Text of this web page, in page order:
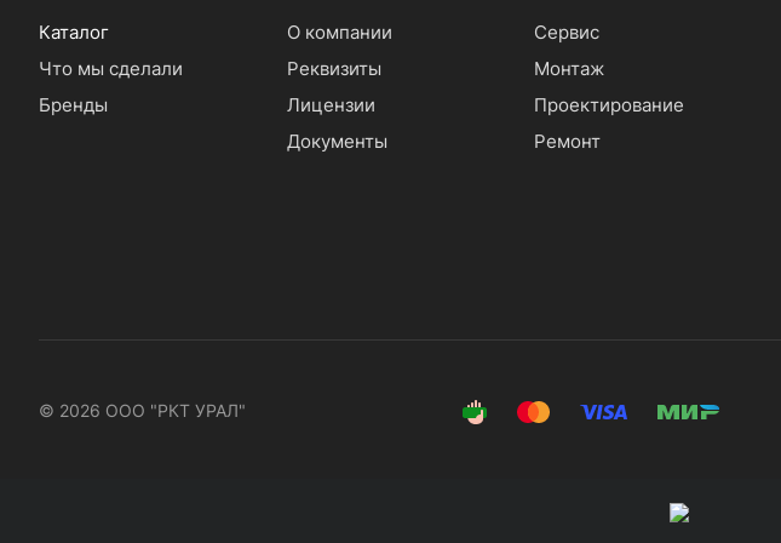
Каталог
Что мы сделали
Бренды
О компании
Реквизиты
Лицензии
Документы
Сервис
Монтаж
Проектирование
Ремонт
© 2026 ООО "РКТ УРАЛ"